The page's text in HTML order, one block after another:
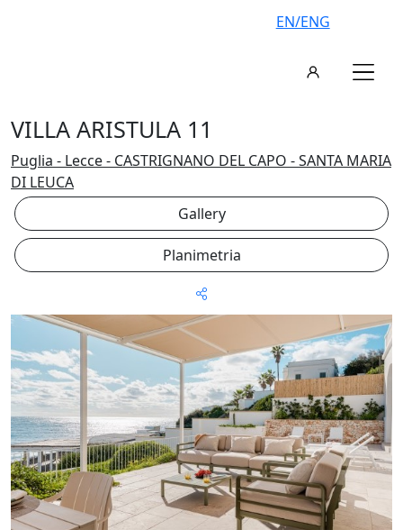
EN/ENG
VILLA ARISTULA 11
Puglia - Lecce - CASTRIGNANO DEL CAPO - SANTA MARIA
DI LEUCA
Gallery
Planimetria